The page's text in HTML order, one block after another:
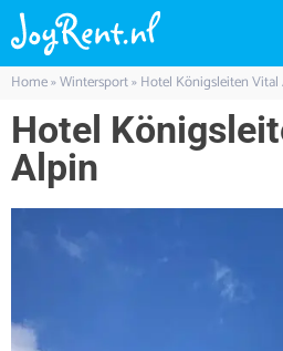
Home»Wintersport»Hotel Königsleiten Vital
Hotel
Alpin